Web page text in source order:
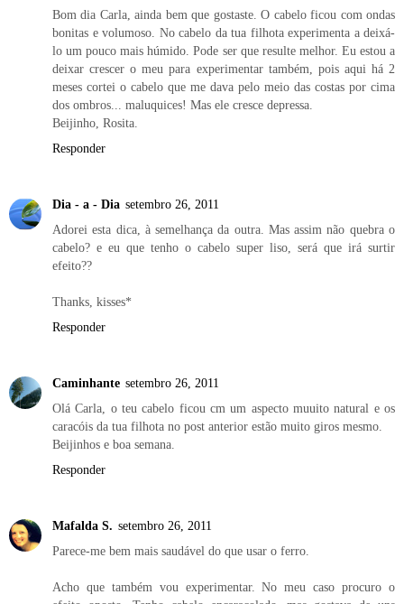
Bom dia Carla, ainda bem que gostaste. O cabelo ficou com ondas
bonitas e volumoso. No cabelo da tua filhota experimenta a deixá-
lo um pouco mais húmido. Pode ser que resulte melhor. Eu estou a
deixar crescer o meu para experimentar também, pois aqui há 2
meses cortei o cabelo que me dava pelo meio das costas por cima
dos ombros... maluquices! Mas ele cresce depressa.
Beijinho, Rosita.
Responder
Dia - a - Dia setembro 26, 2011
Adorei esta dica, à semelhança da outra. Mas assim não quebra o
cabelo? e eu que tenho o cabelo super liso, será que irá surtir
efeito??
Thanks, kisses*
Responder
Caminhante setembro 26, 2011
Olá Carla, o teu cabelo ficou cm um aspecto muuito natural e os
caracóis da tua filhota no post anterior estão muito giros mesmo.
Beijinhos e boa semana.
Responder
Mafalda S. setembro 26, 2011
Parece-me bem mais saudável do que usar o ferro.
Acho que também vou experimentar. No meu caso procuro o